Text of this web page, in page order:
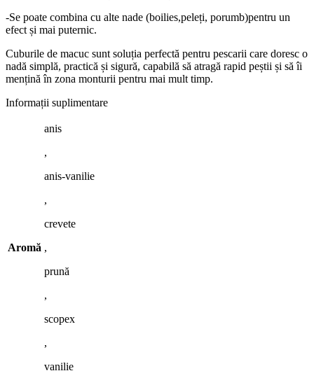
-Se poate combina cu alte nade (boilies,peleți, porumb)pentru un
efect și mai puternic.
Cuburile de macuc sunt soluția perfectă pentru pescarii care doresc o
nadă simplă, practică și sigură, capabilă să atragă rapid peștii și să îi
mențină în zona monturii pentru mai mult timp.
Informații suplimentare
Aromă
anis
,
anis-vanilie
,
crevete
,
prună
,
scopex
,
vanilie